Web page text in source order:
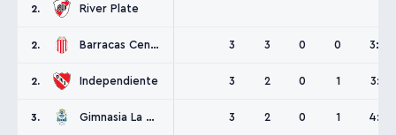
2. River Plate
2. Barracas Central 3 3 0 0 3:0
2. Independiente 3 2 0 1 3:1
3. Gimnasia La Plata 3 2 0 1 4:3